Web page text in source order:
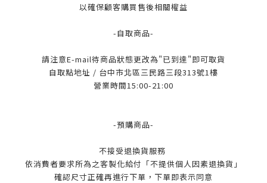
以確保顧客購買售後相關權益
-自取商品-
請注意E-mail待商品狀態更改為"已到達"即可取貨
自取點地址 / 台中市北區三民路三段313號1樓
營業時間15:00-21:00
-預購商品-
不接受退換貨服務
依消費者要求所為之客製化給付「不提供個人因素退換貨」
確認尺寸正確再進行下單，下單即表示同意